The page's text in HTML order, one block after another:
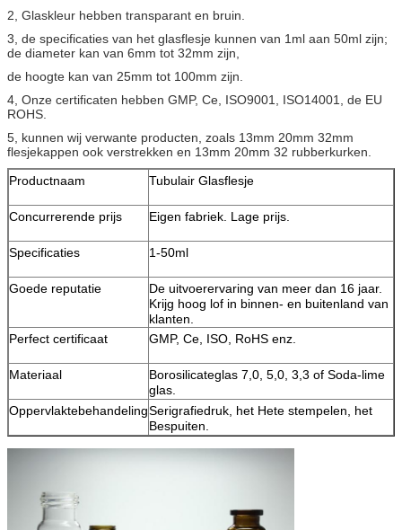
2, Glaskleur hebben transparant en bruin.
3, de specificaties van het glasflesje kunnen van 1ml aan 50ml zijn;
de diameter kan van 6mm tot 32mm zijn,
de hoogte kan van 25mm tot 100mm zijn.
4, Onze certificaten hebben GMP, Ce, ISO9001, ISO14001, de EU
ROHS.
5, kunnen wij verwante producten, zoals 13mm 20mm 32mm
flesjekappen ook verstrekken en 13mm 20mm 32 rubberkurken.
Productnaam
Tubulair Glasflesje
Concurrerende prijs Eigen fabriek. Lage prijs.
Specificaties 1-50ml
Goede reputatie
De uitvoerervaring van meer dan 16 jaar.
Krijg hoog lof in binnen- en buitenland van
klanten.
Perfect certificaat
GMP, Ce, ISO, RoHS enz.
Materiaal
Borosilicateglas 7,0, 5,0, 3,3 of Soda-lime
glas.
OppervlaktebehandelingSerigrafiedruk, het Hete stempelen, het
Bespuiten.